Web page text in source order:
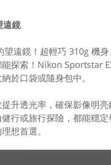
鏡
遠鏡！超輕巧 310g 機
探索！Nikon Sportstar
於口袋或隨身包中。
升透光率，確保影像明
行或旅行探險，都能穩
想首選。